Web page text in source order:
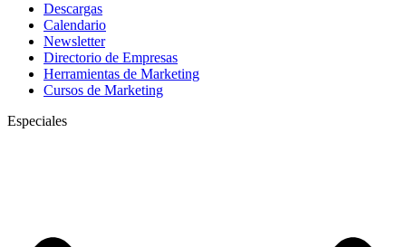
Descargas
Calendario
Newsletter
Directorio de Empresas
Herramientas de Marketing
Cursos de Marketing
Especiales